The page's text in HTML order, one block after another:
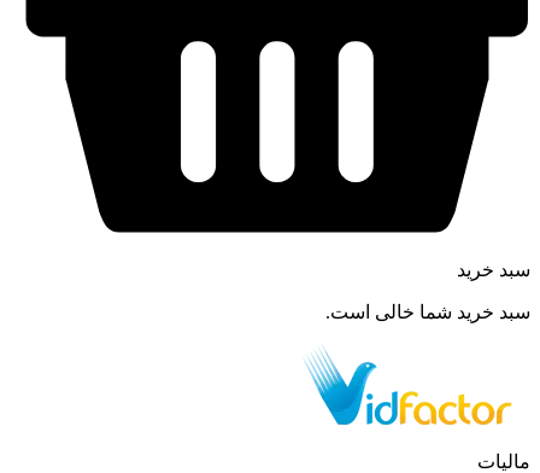
سبد خرید
سبد خرید شما خالی است.
مالیات